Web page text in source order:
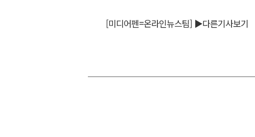
[미디어펜=온라인뉴스팀] ▶다른기사보기